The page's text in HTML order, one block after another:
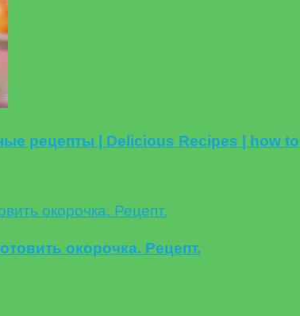
рецепты | Delicious Recipes | how
окорочка. Рецепт.